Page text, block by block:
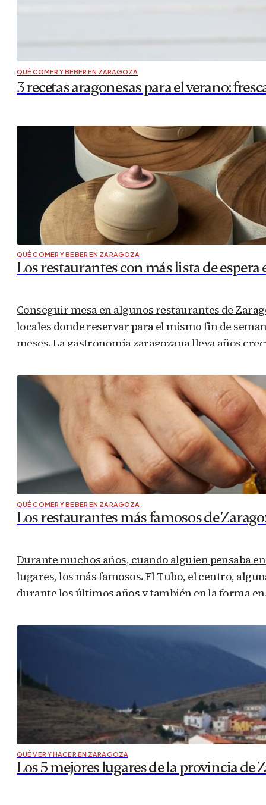
QUÉ COMER Y BEBER EN ZARAGOZA
3 recetas aragonesas para el verano:
QUÉ COMER Y BEBER EN ZARAGOZA
Los restaurantes con más lista de
Conseguir mesa en algunos restaurantes de
locales donde reservar para el mismo fin de
meses. La gastronomía zaragozana lleva años
QUÉ COMER Y BEBER EN ZARAGOZA
Los restaurantes más famosos de
Durante muchos años, cuando alguien pensaba
lugares, los más famosos. El Tubo, el centro,
durante los últimos años y también en la forma
QUÉ VER Y HACER EN ZARAGOZA
Los 5 mejores lugares de la provincia de